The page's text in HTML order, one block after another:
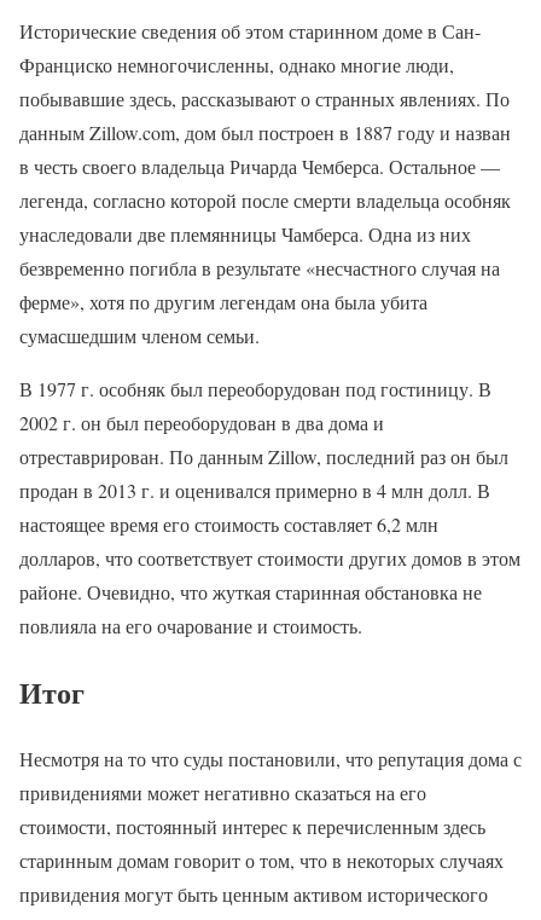
Исторические сведения об этом старинном доме в Сан-
Франциско немногочисленны, однако многие люди,
побывавшие здесь, рассказывают о странных явлениях. По
данным Zillow.com, дом был построен в 1887 году и назван
в честь своего владельца Ричарда Чемберса. Остальное —
легенда, согласно которой после смерти владельца особняк
унаследовали две племянницы Чамберса. Одна из них
безвременно погибла в результате «несчастного случая на
ферме», хотя по другим легендам она была убита
сумасшедшим членом семьи.
В 1977 г. особняк был переоборудован под гостиницу. В
2002 г. он был переоборудован в два дома и
отреставрирован. По данным Zillow, последний раз он был
продан в 2013 г. и оценивался примерно в 4 млн долл. В
настоящее время его стоимость составляет 6,2 млн
долларов, что соответствует стоимости других домов в этом
районе. Очевидно, что жуткая старинная обстановка не
повлияла на его очарование и стоимость.
Итог
Несмотря на то что суды постановили, что репутация дома с
привидениями может негативно сказаться на его
стоимости, постоянный интерес к перечисленным здесь
старинным домам говорит о том, что в некоторых случаях
привидения могут быть ценным активом исторического